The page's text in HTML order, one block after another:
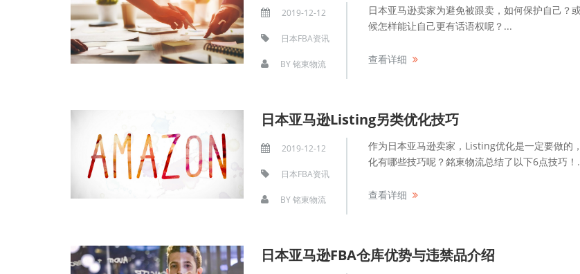
2019-12-12
日本FBA资讯
BY铭東物流
日本亚马逊卖家为避免被跟卖，如何保护自己？
候怎样能让自己更有话语权呢？...
查看详细
日本亚马逊Listing另类优化技巧
2019-12-12
日本FBA资讯
BY铭東物流
作为日本亚马逊卖家，Listing优化是一定要做的
化有哪些技巧呢？銘東物流总结了以下6点技巧！
查看详细
日本亚马逊FBA仓库优势与违禁品介绍